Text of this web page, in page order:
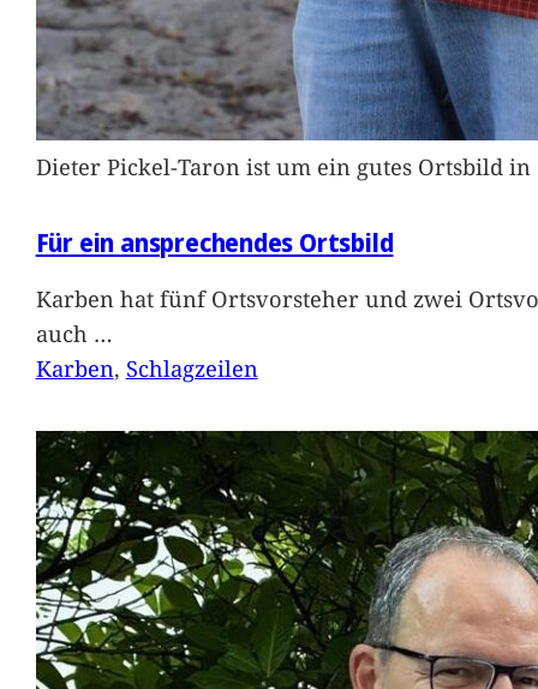
Dieter Pickel-Taron ist um ein gutes Ortsbild
Für ein ansprechendes Ortsbild
Karben hat fünf Ortsvorsteher und zwei
auch …
Karben, Schlagzeilen